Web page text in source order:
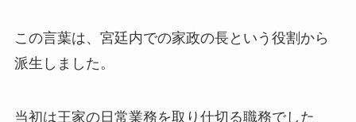
この言葉は、宮廷内での家政の長という役割から
派生しました。
当初は王家の日常業務を取り仕切る職務でした